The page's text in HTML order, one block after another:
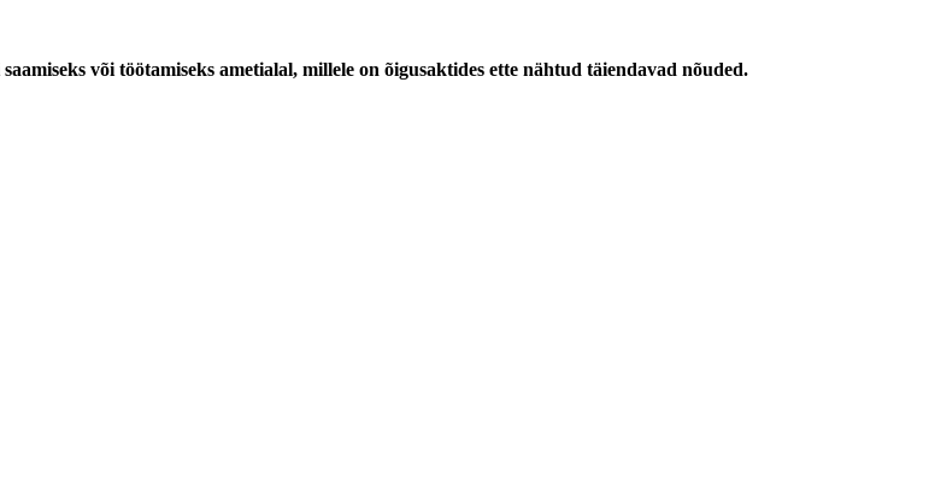
või töötamiseks ametialal, millele on õigusaktides ette nähtud täiendavad nõuded.